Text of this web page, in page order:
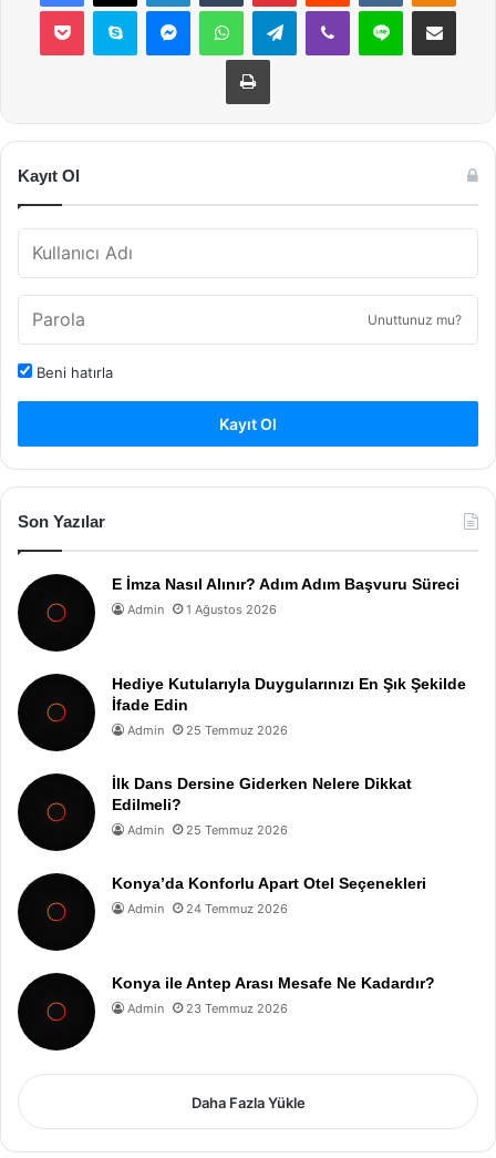
Pocket Skype MessengerWhatsAppTelegramViber Line E-Posta ile
Yazdır
Kayıt Ol
Unuttunuz mu?
Beni hatırla
Kayıt Ol
Son Yazılar
E İmza Nasıl Alınır? Adım Adım Başvuru Süreci
Admin 1 Ağustos 2026
Hediye Kutularıyla Duygularınızı En Şık Şekilde
İfade Edin
Admin 25 Temmuz 2026
İlk Dans Dersine Giderken Nelere Dikkat
Edilmeli?
Admin 25 Temmuz 2026
Konya’da Konforlu Apart Otel Seçenekleri
Admin 24 Temmuz 2026
Konya ile Antep Arası Mesafe Ne Kadardır?
Admin 23 Temmuz 2026
Daha Fazla Yükle